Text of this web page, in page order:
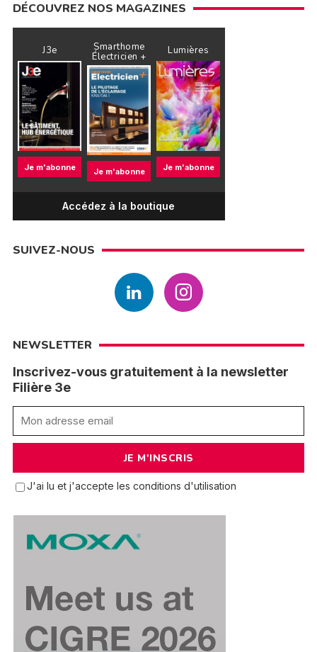
DÉCOUVREZ NOS MAGAZINES
J3e
Je m'abonne
Smarthome
Électricien +
Je m'abonne
Lumières
Je m'abonne
Accédez à la boutique
SUIVEZ-NOUS
NEWSLETTER
Inscrivez-vous gratuitement à la newsletter
Filière 3e
J'ai lu et j'accepte les conditions d'utilisation